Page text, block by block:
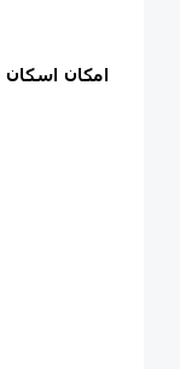
🛌 امکان اسکان